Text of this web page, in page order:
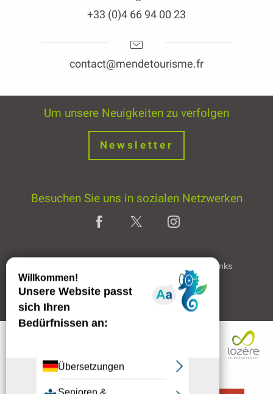
Preise
Öffnungen
kontaktieren
+33 (0)4 66 94 00 23
contact@mendetourisme.fr
Um unsere Neuigkeiten zu verfolgen
Newsletter
Besuchen Sie uns in sozialen Netzwerken
Partner & Links
Professioneller Bereich